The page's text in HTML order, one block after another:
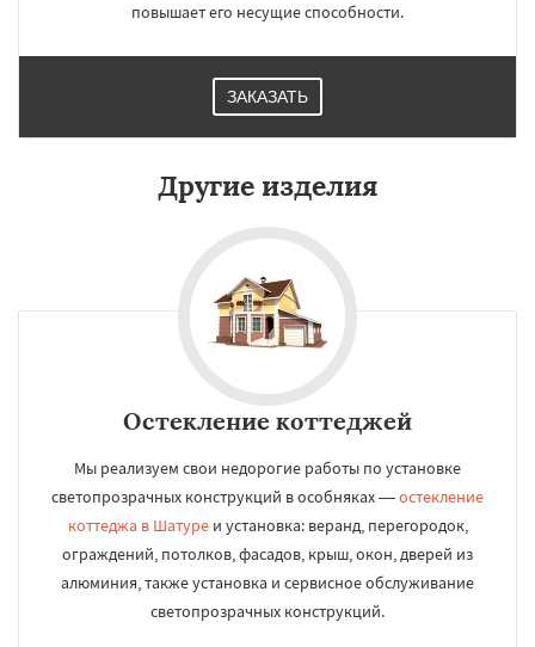
повышает его несущие способности.
ЗАКАЗАТЬ
Другие изделия
Остекление коттеджей
Мы реализуем свои недорогие работы по установке
светопрозрачных конструкций в особняках —остекление
коттеджа в Шатуреи установка: веранд, перегородок,
ограждений, потолков, фасадов, крыш, окон, дверей из
алюминия, также установка и сервисное обслуживание
светопрозрачных конструкций.